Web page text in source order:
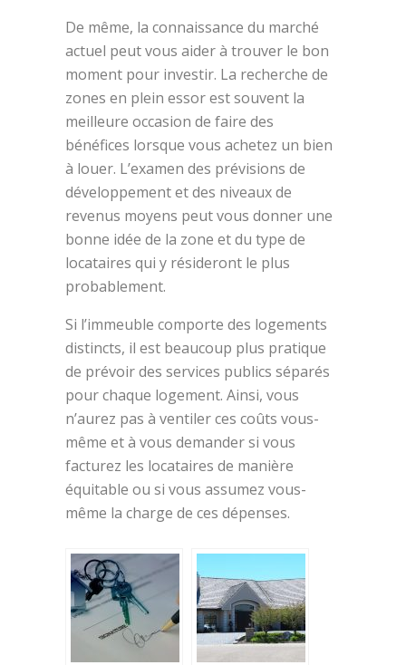
De même, la connaissance du marché
actuel peut vous aider à trouver le bon
moment pour investir. La recherche de
zones en plein essor est souvent la
meilleure occasion de faire des
bénéfices lorsque vous achetez un bien
à louer. L’examen des prévisions de
développement et des niveaux de
revenus moyens peut vous donner une
bonne idée de la zone et du type de
locataires qui y résideront le plus
probablement.
Si l’immeuble comporte des logements
distincts, il est beaucoup plus pratique
de prévoir des services publics séparés
pour chaque logement. Ainsi, vous
n’aurez pas à ventiler ces coûts vous-
même et à vous demander si vous
facturez les locataires de manière
équitable ou si vous assumez vous-
même la charge de ces dépenses.